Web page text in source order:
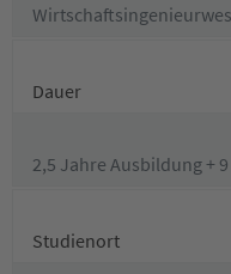
Dauer
2,5 Jahre Ausbildung +
Studienort